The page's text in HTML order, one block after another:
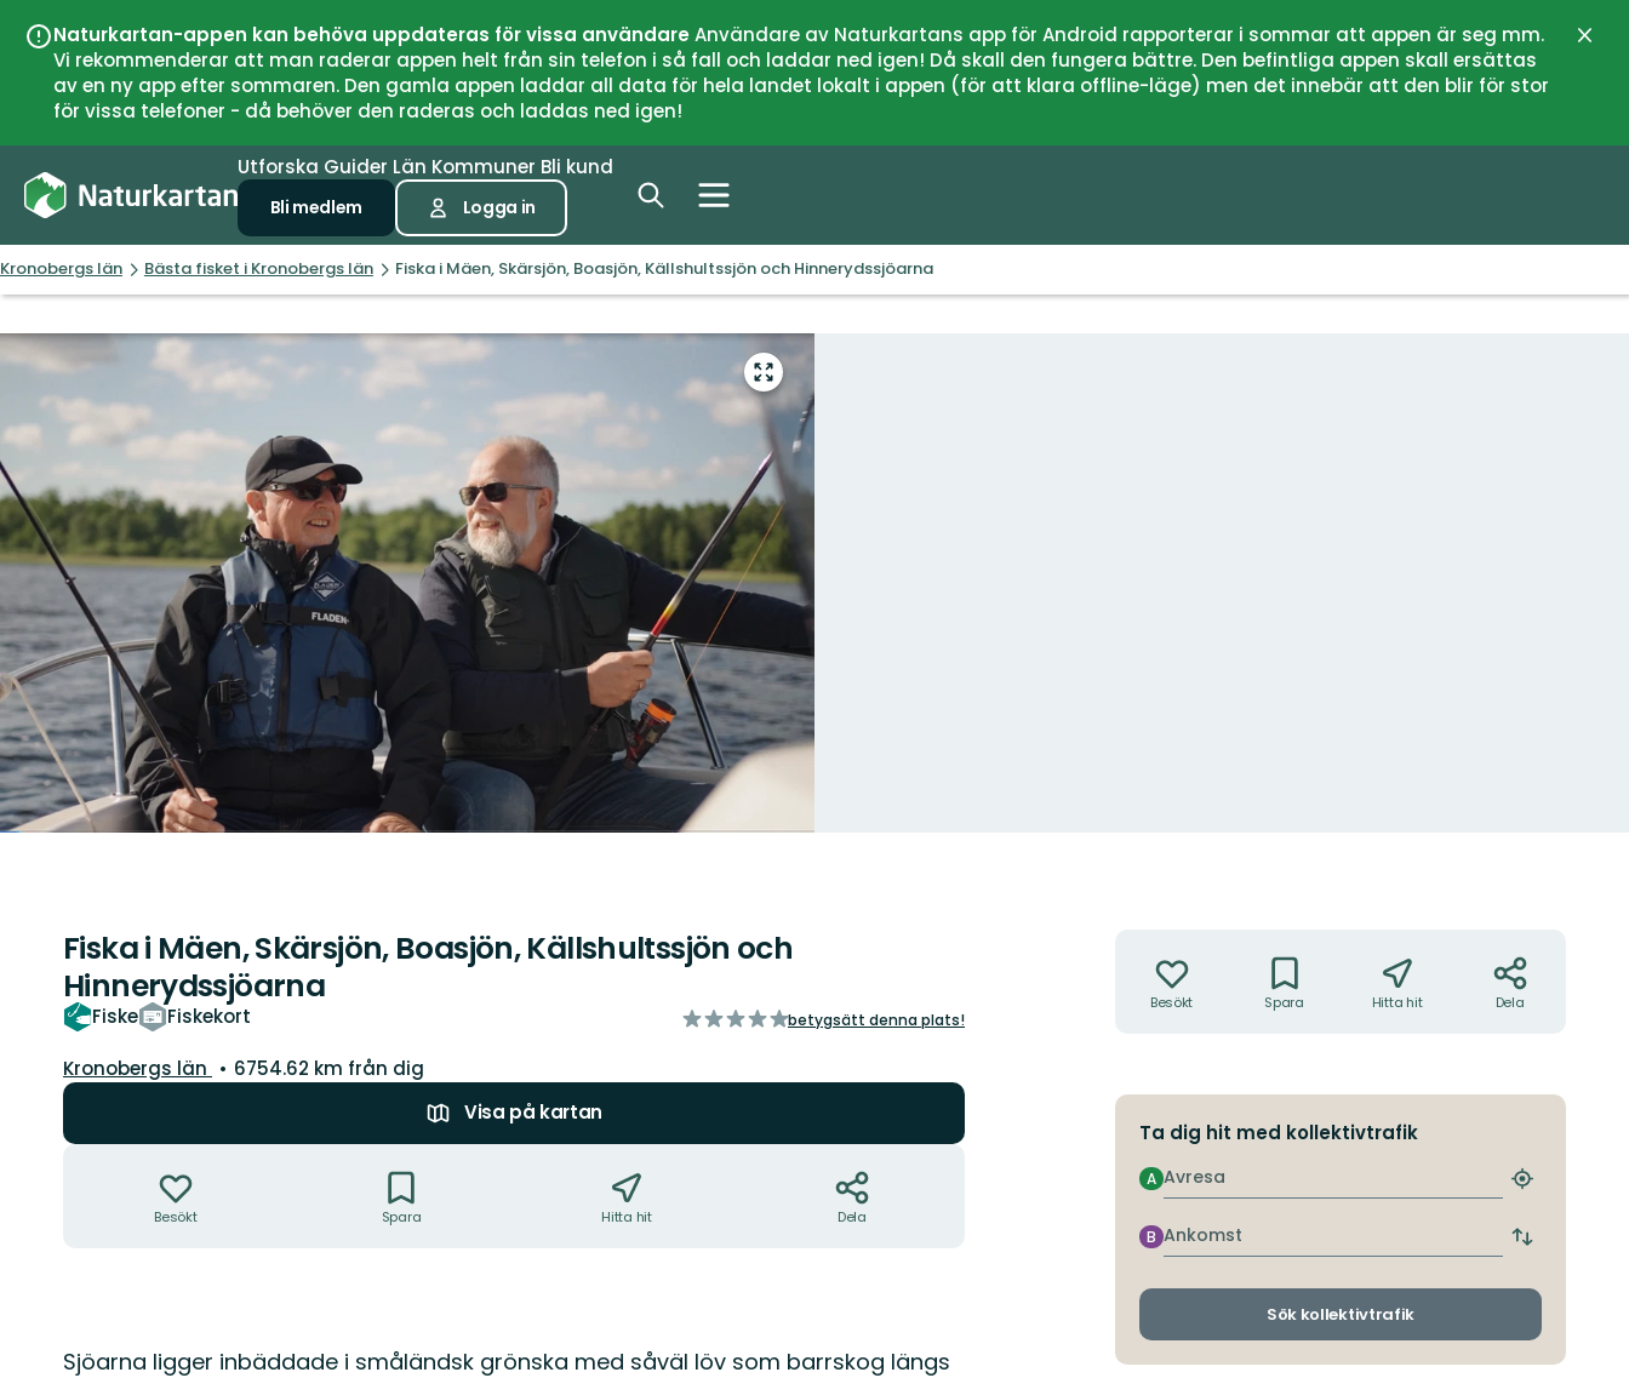
Naturkartan-appen kan behöva uppdateras för vissa användareAnvändare av Naturkartans app för Android rapporterar i sommar att appen är seg mm.
Vi rekommenderar att man raderar appen helt från sin telefon i så fall och laddar ned igen! Då skall den fungera bättre. Den befintliga appen skall ersättas
av en ny app efter sommaren. Den gamla appen laddar all data för hela landet lokalt i appen (för att klara offline-läge) men det innebär att den blir för stor
för vissa telefoner - då behöver den raderas och laddas ned igen!
Utforska Guider Län Kommuner Bli kund
Bli medlem Logga in
Kronobergs län Bästa fisket i Kronobergs län Fiska i Mäen, Skärsjön, Boasjön, Källshultssjön och Hinnerydssjöarna
Gå
till
helskärmsläge
Fiska i Mäen, Skärsjön, Boasjön, Källshultssjön och
Hinnerydssjöarna
Fiske Fiskekort
av
betygsätt denna plats!
Län:
Kronobergs län
6754.62 km från dig
Visa på kartan
Besökt Spara Hitta hit Dela
Beskrivning
Sjöarna ligger inbäddade i småländsk grönska med såväl löv som barrskog längs
Besökt Spara Hitta hit Dela
Ta dig hit med kollektivtrafik
Avresa
A
Hitta
hållplats
Ankomst
B
Byt
och
Sök kollektivtrafik